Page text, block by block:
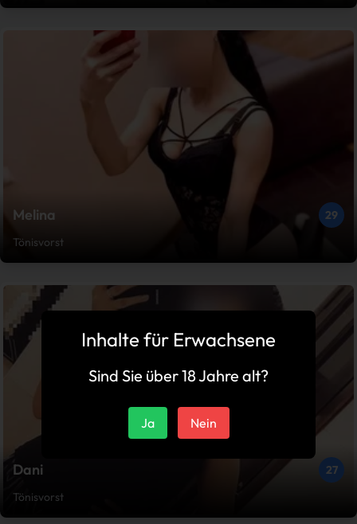
Melina
29
Tönisvorst
Dani
27
Tönisvorst
Inhalte für Erwachsene
Sind Sie über 18 Jahre alt?
Ja Nein